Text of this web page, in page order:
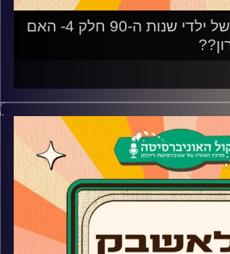
פרק מס' 23: ספיישל ילדי שנות ה-90 חלק 4- האם
בספיישל הרביעי של ילדי שנות ה-90 הרדיו גאנג חוזר לצורה
נדב חושב שזה צריך להיות הספיישל
הדבר הכי מפתיע קרה ב"פוקימון" אחרי 25 שנים הסדרה
ק'אצם ומפיקאצ'ו- למה זה קורה?